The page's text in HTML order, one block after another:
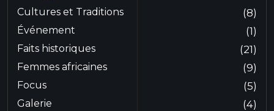
Cultures et Traditions (8)
Événement (1)
Faits historiques (21)
Femmes africaines (9)
Focus (5)
Galerie (4)